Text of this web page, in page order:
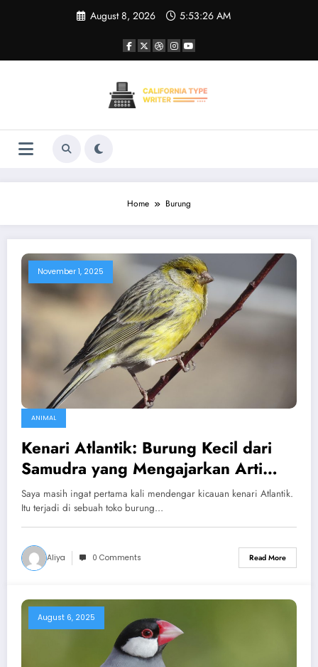
August 8, 2026 5:53:27 AM
Home Burung
November 1, 2025
ANIMAL
Kenari Atlantik: Burung Kecil dari
Samudra yang Mengajarkan Arti
Kebahagiaan
Saya masih ingat pertama kali mendengar kicauan kenari Atlantik.
Itu terjadi di sebuah toko burung…
Aliya 0 Comments Read More
August 6, 2025